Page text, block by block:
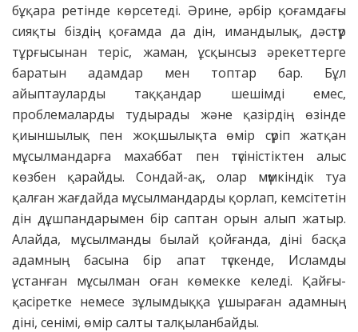
бұқара ретінде көрсетеді. Әрине, әрбір қоғамдағы
сияқты біздің қоғамда да дін, имандылық, дәстүр
тұрғысынан теріс, жаман, ұсқынсыз әрекеттерге
баратын адамдар мен топтар бар. Бұл
айыптауларды таққандар шешімді емес,
проблемаларды тудырады және қазірдің өзінде
қиыншылық пен жоқшылықта өмір сүріп жатқан
мұсылмандарға махаббат пен түсіністіктен алыс
көзбен қарайды. Сондай-ақ, олар мүмкіндік туа
қалған жағдайда мұсылмандарды қорлап, кемсітетін
дін дұшпандарымен бір саптан орын алып жатыр.
Алайда, мұсылманды былай қойғанда, діні басқа
адамның басына бір апат түскенде, Исламды
ұстанған мұсылман оған көмекке келеді. Қайғы-
қасіретке немесе зұлымдыққа ұшыраған адамның
діні, сенімі, өмір салты талқыланбайды.